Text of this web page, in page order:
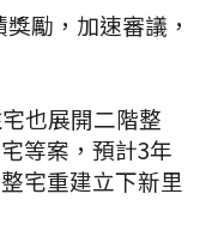
勵，加速審議，
也展開二階整
等案，預計3年
宅重建立下新里